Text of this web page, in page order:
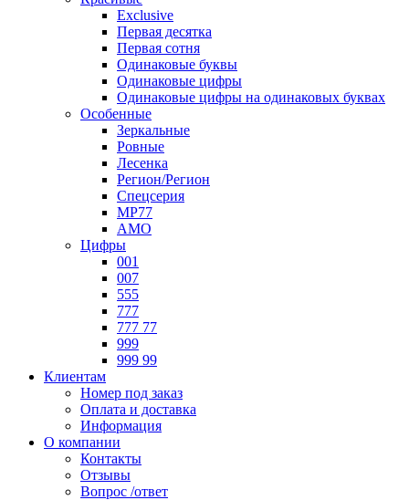
Exclusive
Первая десятка
Первая сотня
Одинаковые буквы
Одинаковые цифры
Одинаковые цифры на одинаковых буквах
Особенные
Зеркальные
Ровные
Лесенка
Регион/Регион
Спецсерия
МР77
АМО
Цифры
001
007
555
777
777 77
999
999 99
Клиентам
Номер под заказ
Оплата и доставка
Информация
О компании
Контакты
Отзывы
Вопрос /ответ